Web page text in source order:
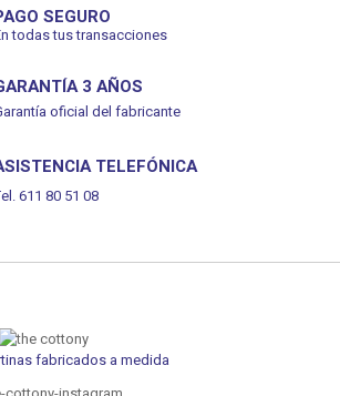
SEGURO
todas tus transacciones
3 AÑOS
oficial del fabricante
TELEFÓNICA
611 80 51 08
fabricados a medida